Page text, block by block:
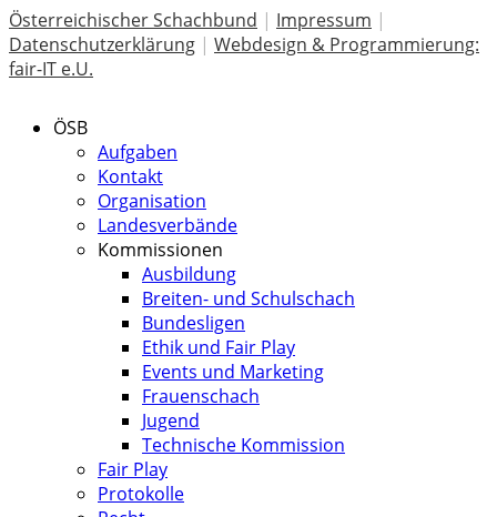
Österreichischer Schachbund | Impressum |
Datenschutzerklärung | Webdesign & Programmierung:
fair-IT e.U.
ÖSB
Aufgaben
Kontakt
Organisation
Landesverbände
Kommissionen
Ausbildung
Breiten- und Schulschach
Bundesligen
Ethik und Fair Play
Events und Marketing
Frauenschach
Jugend
Technische Kommission
Fair Play
Protokolle